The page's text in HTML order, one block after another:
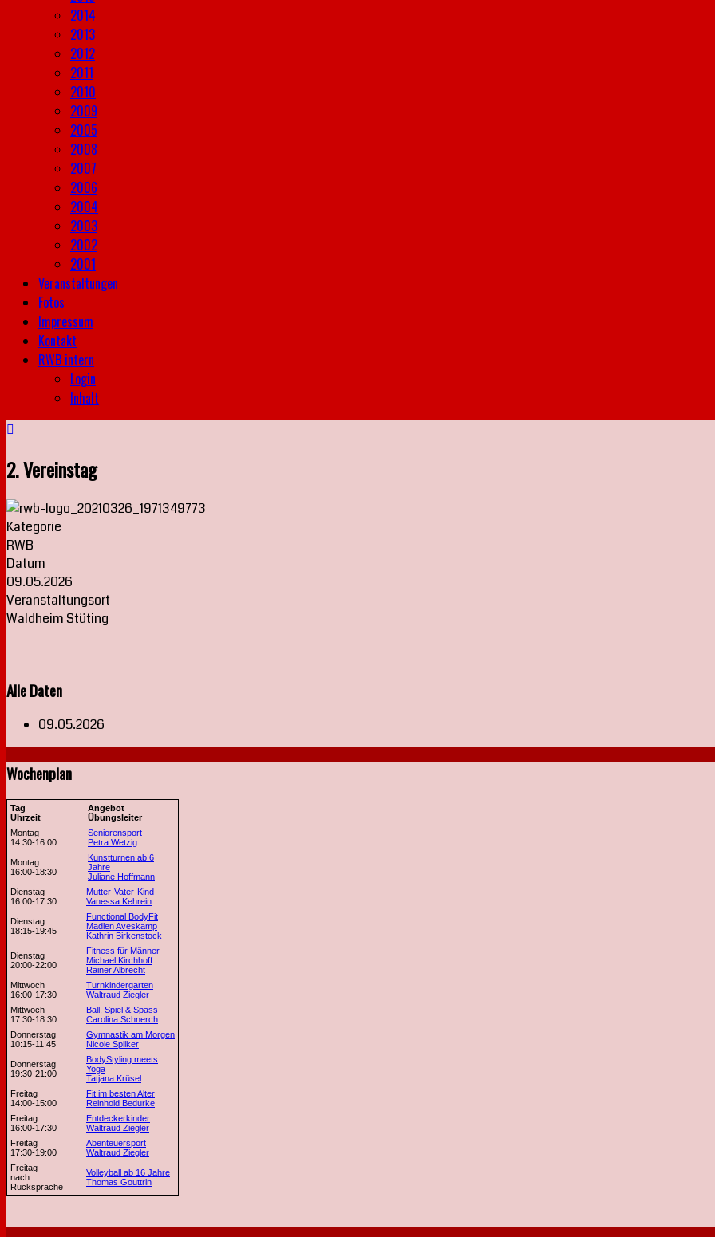
2014
2013
2012
2011
2010
2009
2005
2008
2007
2006
2004
2003
2002
2001
Veranstaltungen
Fotos
Impressum
Kontakt
RWB intern
Login
Inhalt
2. Vereinstag
Kategorie
RWB
Datum
09.05.2026
Veranstaltungsort
Waldheim Stüting
Alle Daten
09.05.2026
Wochenplan
Tag
Uhrzeit
Angebot
Übungsleiter
Montag
14:30-16:00
Seniorensport
Petra Wetzig
Montag
16:00-18:30
Kunstturnen ab 6
Jahre
Juliane Hoffmann
Dienstag
16:00-17:30
Mutter-Vater-Kind
Vanessa Kehrein
Dienstag
18:15-19:45
Functional BodyFit
Madlen Aveskamp
Kathrin Birkenstock
Dienstag
20:00-22:00
Fitness für Männer
Michael Kirchhoff
Rainer Albrecht
Mittwoch
16:00-17:30
Turnkindergarten
Waltraud Ziegler
Mittwoch
17:30-18:30
Ball, Spiel & Spass
Carolina Schnerch
Donnerstag
10:15-11:45
Gymnastik am Morgen
Nicole Spilker
Donnerstag
19:30-21:00
BodyStyling meets
Yoga
Tatjana Krüsel
Freitag
14:00-15:00
Fit im besten Alter
Reinhold Bedurke
Freitag
16:00-17:30
Entdeckerkinder
Waltraud Ziegler
Freitag
17:30-19:00
Abenteuersport
Waltraud Ziegler
Freitag
nach
Rücksprache
Volleyball ab 16 Jahre
Thomas Gouttrin